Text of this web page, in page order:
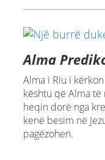
Alma
Alma i Riu i
kështu që Alma të
heqin dorë nga
kenë besim në
pagëzohen.